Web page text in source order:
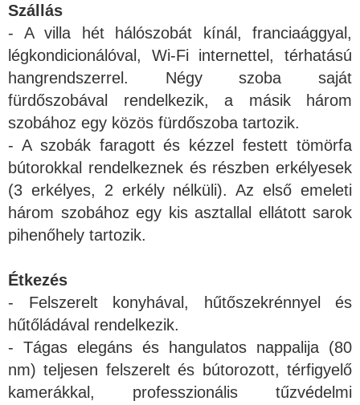
Szállás
- A villa hét hálószobát kínál, franciaággyal,
légkondicionálóval, Wi-Fi internettel, térhatású
hangrendszerrel. Négy szoba saját
fürdőszobával rendelkezik, a másik három
szobához egy közös fürdőszoba tartozik.
- A szobák faragott és kézzel festett tömörfa
bútorokkal rendelkeznek és részben erkélyesek
(3 erkélyes, 2 erkély nélküli). Az első emeleti
három szobához egy kis asztallal ellátott sarok
pihenőhely tartozik.
Étkezés
- Felszerelt konyhával, hűtőszekrénnyel és
hűtőládával rendelkezik.
- Tágas elegáns és hangulatos nappalija (80
nm) teljesen felszerelt és bútorozott, térfigyelő
kamerákkal, professzionális tűzvédelmi